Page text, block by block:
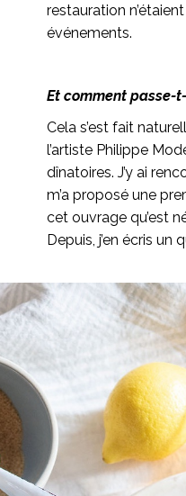
restauration
événements.
Et comment passe-
Cela s’est fait
l’artiste Philippe
dînatoires. J’y ai
m’a proposé une
cet ouvrage qu’est
Depuis, j’en écris un